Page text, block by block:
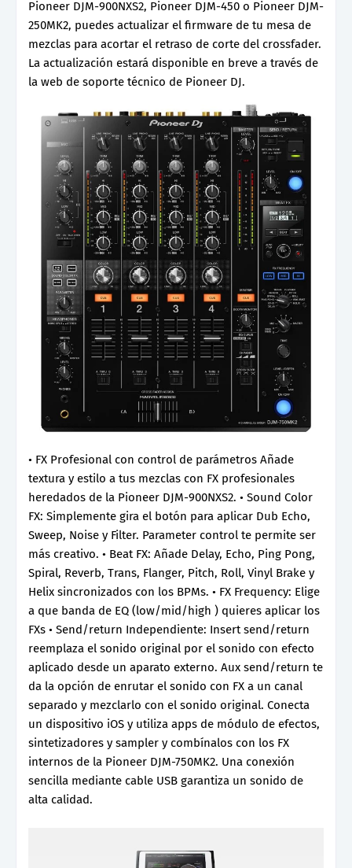
Pioneer DJM-900NXS2, Pioneer DJM-450 o Pioneer DJM-
250MK2, puedes actualizar el firmware de tu mesa de
mezclas para acortar el retraso de corte del crossfader.
La actualización estará disponible en breve a través de
la web de soporte técnico de Pioneer DJ.
• FX Profesional con control de parámetros Añade
textura y estilo a tus mezclas con FX profesionales
heredados de la Pioneer DJM-900NXS2. • Sound Color
FX: Simplemente gira el botón para aplicar Dub Echo,
Sweep, Noise y Filter. Parameter control te permite ser
más creativo. • Beat FX: Añade Delay, Echo, Ping Pong,
Spiral, Reverb, Trans, Flanger, Pitch, Roll, Vinyl Brake y
Helix sincronizados con los BPMs. • FX Frequency: Elige
a que banda de EQ (low/mid/high ) quieres aplicar los
FXs • Send/return Independiente: Insert send/return
reemplaza el sonido original por el sonido con efecto
aplicado desde un aparato externo. Aux send/return te
da la opción de enrutar el sonido con FX a un canal
separado y mezclarlo con el sonido original. Conecta
un dispositivo iOS y utiliza apps de módulo de efectos,
sintetizadores y sampler y combínalos con los FX
internos de la Pioneer DJM-750MK2. Una conexión
sencilla mediante cable USB garantiza un sonido de
alta calidad.